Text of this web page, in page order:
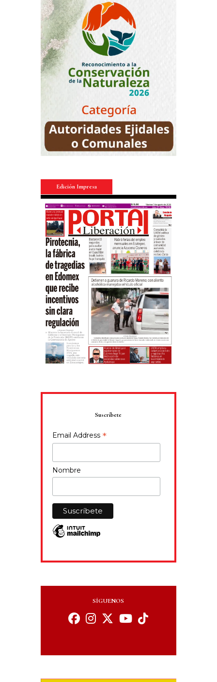
Edición Impresa
Suscríbete
Email Address *
Nombre
SÍGUENOS